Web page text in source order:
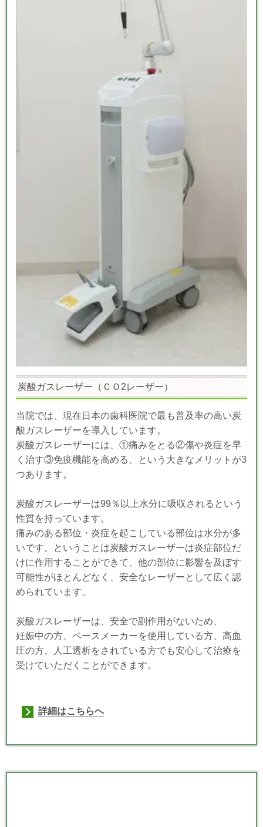
炭酸ガスレーザー（ＣＯ2レーザー）
当院では、現在日本の歯科医院で最も普及率の高い炭
酸ガスレーザーを導入しています。
炭酸ガスレーザーには、①痛みをとる②傷や炎症を早
く治す③免疫機能を高める、という大きなメリットが3
つあります。
炭酸ガスレーザーは99％以上水分に吸収されるという
性質を持っています。
痛みのある部位・炎症を起こしている部位は水分が多
いです。ということは炭酸ガスレーザーは炎症部位だ
けに作用することができて、他の部位に影響を及ぼす
可能性がほとんどなく、安全なレーザーとして広く認
められています。
炭酸ガスレーザーは、安全で副作用がないため、
妊娠中の方、ペースメーカーを使用している方、高血
圧の方、人工透析をされている方でも安心して治療を
受けていただくことができます。
詳細はこちらへ